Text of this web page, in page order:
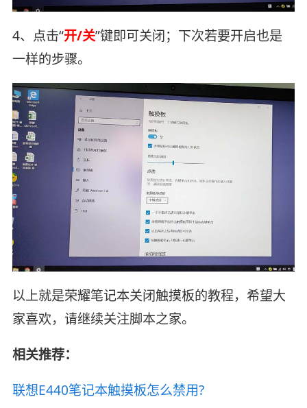
4、点击“开/关”键即可关闭；下次若要开启也是
一样的步骤。
以上就是荣耀笔记本关闭触摸板的教程，希望大
家喜欢，请继续关注脚本之家。
相关推荐：
联想E440笔记本触摸板怎么禁用?